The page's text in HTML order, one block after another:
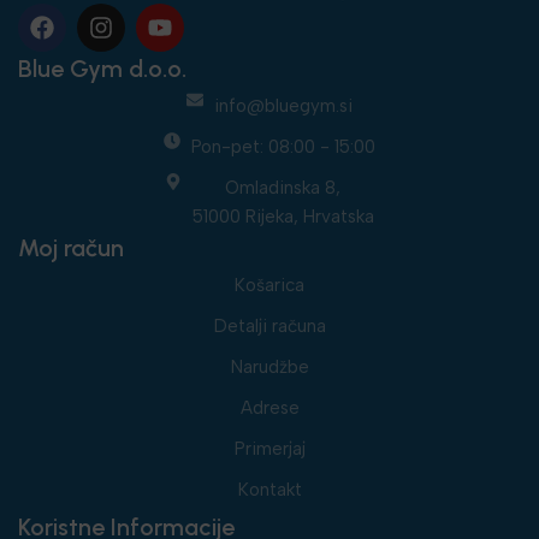
Blue Gym d.o.o.
info@bluegym.si
Pon-pet: 08:00 - 15:00
Omladinska 8,
51000 Rijeka, Hrvatska
Moj račun
Košarica
Detalji računa
Narudžbe
Adrese
Primerjaj
Kontakt
Koristne Informacije